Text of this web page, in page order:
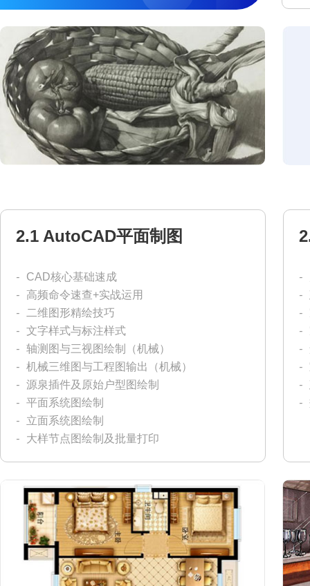
2.1 AutoCAD平面制图
-
CAD核心基础速成
- 高频命令速查+实战运用
-
二维图形精绘技巧
- 文字样式与标注样式
- 轴测图与三视图绘制（机械）
- 机械三维图与工程图输出（机械）
- 源泉插件及原始户型图绘制
- 平面系统图绘制
-
立面系统图绘制
-
大样节点图绘制及批量打印
-
-
-
-
-
-
-
-